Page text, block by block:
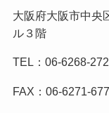
大阪府大阪市中央
ル３階
TEL：06-6268-
FAX：06-6271-